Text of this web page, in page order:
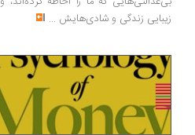
زندگی و شادی‌هایش...